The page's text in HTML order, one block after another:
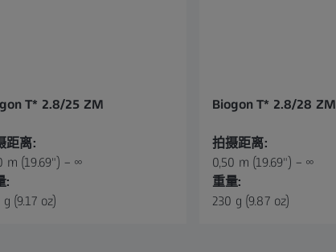
T* 2.8/25 ZM
距离:
m (19.69") – ∞
:
(9.17 oz)
Biogon T* 2.8/28 ZM
拍摄距离:
0,50 m (19.69") – ∞
重量:
230 g (9.87 oz)